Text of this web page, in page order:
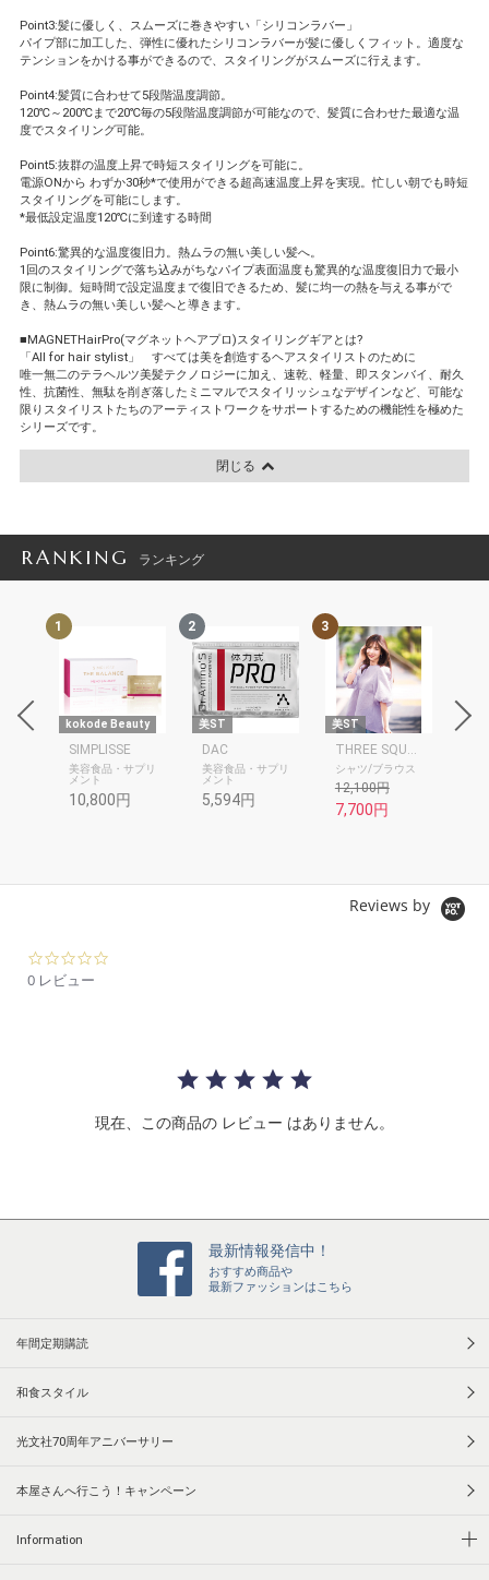
Point3:髪に優しく、スムーズに巻きやすい「シリコンラバー」
パイプ部に加工した、弾性に優れたシリコンラバーが髪に優しくフィット。適度な
テンションをかける事ができるので、スタイリングがスムーズに行えます。
Point4:髪質に合わせて5段階温度調節。
120℃～200℃まで20℃毎の5段階温度調節が可能なので、髪質に合わせた最適な温
度でスタイリング可能。
Point5:抜群の温度上昇で時短スタイリングを可能に。
電源ONから わずか30秒*で使用ができる超高速温度上昇を実現。忙しい朝でも時短
スタイリングを可能にします。
*最低設定温度120℃に到達する時間
Point6:驚異的な温度復旧力。熱ムラの無い美しい髪へ。
1回のスタイリングで落ち込みがちなパイプ表面温度も驚異的な温度復旧力で最小
限に制御。短時間で設定温度まで復旧できるため、髪に均一の熱を与える事がで
き、熱ムラの無い美しい髪へと導きます。
■MAGNETHairPro(マグネットヘアプロ)スタイリングギアとは?
「All for hair stylist」 すべては美を創造するヘアスタイリストのために
唯一無二のテラヘルツ美髪テクノロジーに加え、速乾、軽量、即スタンバイ、耐久
性、抗菌性、無駄を削ぎ落したミニマルでスタイリッシュなデザインなど、可能な
限りスタイリストたちのアーティストワークをサポートするための機能性を極めた
シリーズです。
閉じる
RANKING ランキング
1
kokode Beauty
SIMPLISSE
美容食品・サプリ
メント
10,800円
2
美ST
DAC
美容食品・サプリ
メント
5,594円
3
美ST
THREE SQUARE
シャツ/ブラウス
12,100円
7,700円
美
Reviews by
i
0 レビュー
現在、この商品の レビュー はありません。
最新情報発信中！
おすすめ商品や
最新ファッションはこちら
年間定期購読
和食スタイル
光文社70周年アニバーサリー
本屋さんへ行こう！キャンペーン
Information